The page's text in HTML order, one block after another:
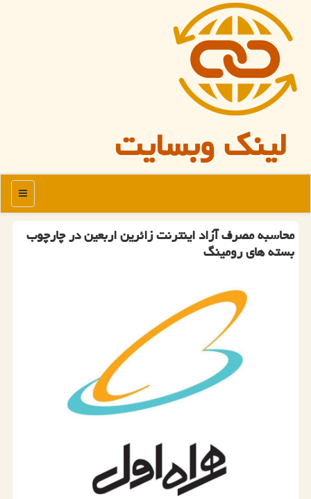
لینک وبسایت
منو
محاسبه مصرف آزاد اینترنت زائرین اربعین در چارچوب
بسته های رومینگ